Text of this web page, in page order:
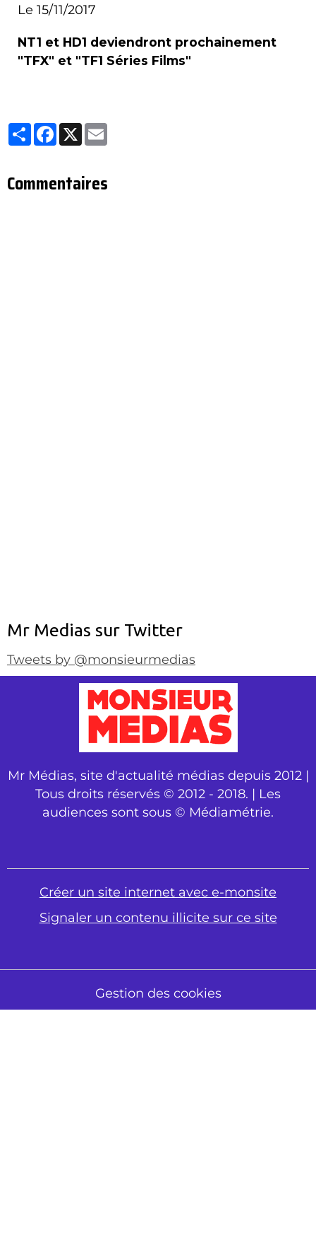
Le 15/11/2017
NT1 et HD1 deviendront prochainement
"TFX" et "TF1 Séries Films"
Partager
Facebook
X
Commentaires
Mr Medias sur Twitter
Tweets by @monsieurmedias
Mr Médias, site d'actualité médias depuis 2012 |
Tous droits réservés © 2012 - 2018. | Les
audiences sont sous © Médiamétrie.
Créer un site internet avec e-monsite
Signaler un contenu illicite sur ce site
Gestion des cookies